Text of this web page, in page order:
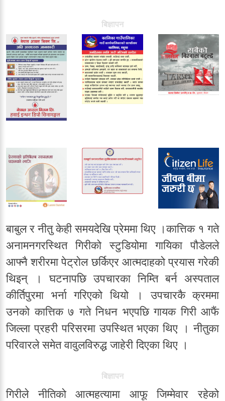
बिज्ञापन
बाबुल र नीतु केही समयदेखि प्रेममा थिए ।कात्तिक १ गते
अनामनगरस्थित गिरीको स्टुडियोमा गायिका पौडेलले
आफ्नै शरीरमा पेट्रोल छर्किएर आत्मदाहको प्रयास गरेकी
थिइन् । घटनापछि उपचारका निम्ति बर्न अस्पताल
कीर्तिपुरमा भर्ना गरिएको थियो । उपचारकै क्रममा
उनको कात्तिक ७ गते निधन भएपछि गायक गिरी आफैं
जिल्ला प्रहरी परिसरमा उपस्थित भएका थिए । नीतुका
परिवारले समेत वावुलविरुद्ध जाहेरी दिएका थिए ।
बिज्ञापन
गिरीले नीतिको आत्महत्यामा आफू जिम्मेवार रहेको